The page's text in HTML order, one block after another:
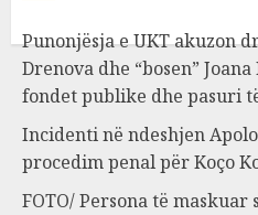
Punonjësja e UKT akuzon
Drenova dhe “bosen”
fondet publike dhe pasuri
Incidenti në ndeshjen
procedim penal për Koço
FOTO/ Persona të maskuar